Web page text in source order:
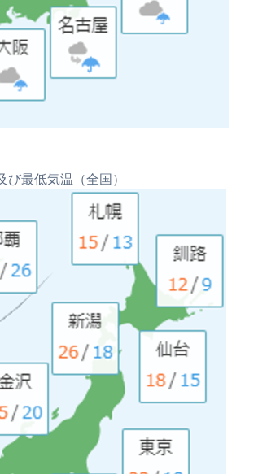
び最低気温（全国）